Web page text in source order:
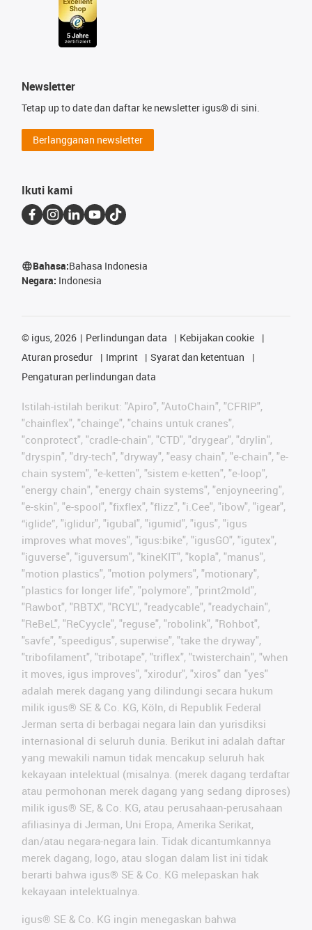
Newsletter
Tetap up to date dan daftar ke newsletter igus® di sini.
Berlangganan newsletter
Ikuti kami
Bahasa:Bahasa Indonesia
Negara: Indonesia
© igus, 2026 Perlindungan data
Kebijakan cookie
Aturan prosedur
Imprint
Syarat dan ketentuan
Pengaturan perlindungan data
Istilah-istilah berikut: "Apiro", "AutoChain", "CFRIP",
"chainflex", "chainge", "chains untuk cranes",
"conprotect", "cradle-chain", "CTD", "drygear", "drylin",
"dryspin", "dry-tech", "dryway", "easy chain", "e-chain", "e-
chain system", "e-ketten", "sistem e-ketten", "e-loop",
"energy chain", "energy chain systems", "enjoyneering",
"e-skin", "e-spool", "fixflex", "flizz", "i.Cee", "ibow", "igear",
“iglide”, "iglidur", "igubal", "igumid", "igus", "igus
improves what moves", "igus:bike", "igusGO", "igutex",
"iguverse", "iguversum", "kineKIT", "kopla", "manus",
"motion plastics", "motion polymers", "motionary",
"plastics for longer life", "polymore", "print2mold",
"Rawbot", "RBTX", "RCYL", "readycable", "readychain",
"ReBeL", "ReCyycle", "reguse", "robolink", "Rohbot",
"savfe", "speedigus", superwise", "take the dryway",
"tribofilament", "tribotape", "triflex", "twisterchain", "when
it moves, igus improves", "xirodur", "xiros" dan "yes"
adalah merek dagang yang dilindungi secara hukum
milik igus® SE & Co. KG, Köln, di Republik Federal
Jerman serta di berbagai negara lain dan yurisdiksi
internasional di seluruh dunia. Berikut ini adalah daftar
yang mewakili namun tidak mencakup seluruh hak
kekayaan intelektual (misalnya. (merek dagang terdaftar
atau permohonan merek dagang yang sedang diproses)
milik igus® SE, & Co. KG, atau perusahaan-perusahaan
afiliasinya di Jerman, Uni Eropa, Amerika Serikat,
dan/atau negara-negara lain. Tidak dicantumkannya
merek dagang, logo, atau slogan dalam list ini tidak
berarti bahwa igus® SE & Co. KG melepaskan hak
kekayaan intelektualnya.
igus® SE & Co. KG ingin menegaskan bahwa